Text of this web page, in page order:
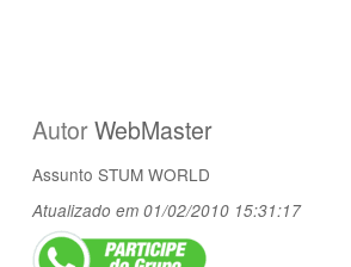
AutorWebMaster
Assunto STUM WORLD
Atualizado em 01/02/2010 15:31:17